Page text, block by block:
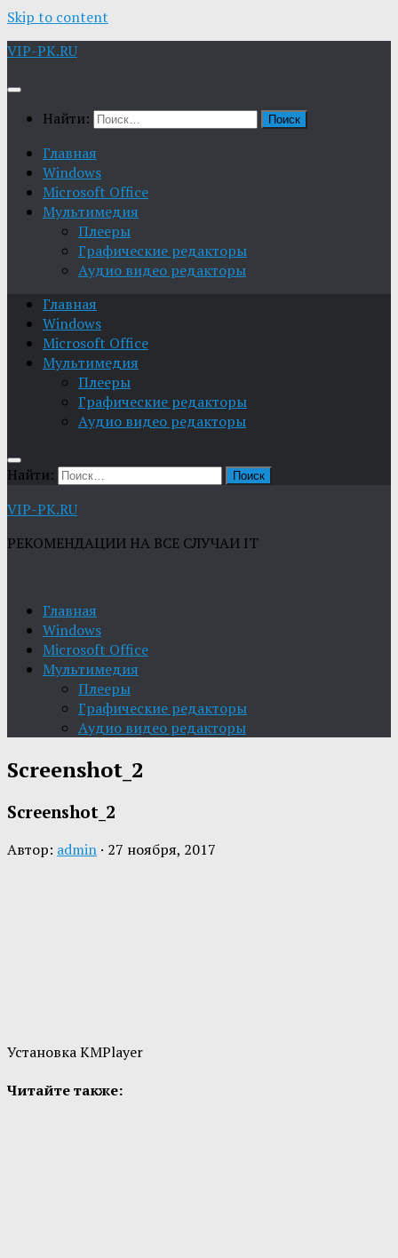
Skip to content
VIP-PK.RU
Найти:
Главная
Windows
Microsoft Office
Мультимедия
Плееры
Графические редакторы
Aудио видео редакторы
Главная
Windows
Microsoft Office
Мультимедия
Плееры
Графические редакторы
Aудио видео редакторы
Найти:
VIP-PK.RU
РЕКОМЕНДАЦИИ НА ВСЕ СЛУЧАИ IT
Главная
Windows
Microsoft Office
Мультимедия
Плееры
Графические редакторы
Aудио видео редакторы
Screenshot_2
Screenshot_2
Автор: admin · 27 ноября, 2017
Установка KMPlayer
Читайте также: